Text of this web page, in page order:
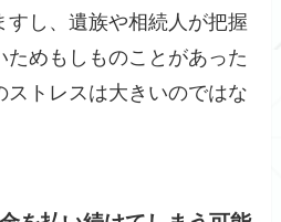
すし、遺族や相続人が把握
ためもしものことがあった
ストレスは大きいのではな